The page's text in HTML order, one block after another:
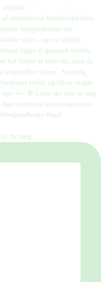
internati
du vælg